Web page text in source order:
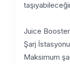
Juice Booster
Şarj
Maksimum